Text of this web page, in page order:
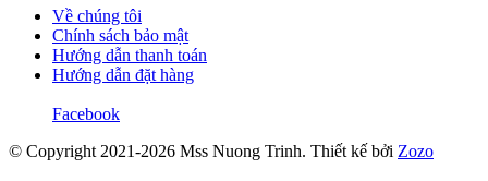
Về chúng tôi
Chính sách bảo mật
Hướng dẫn thanh toán
Hướng dẫn đặt hàng
Facebook
© Copyright 2021-2026 Mss Nuong Trinh. Thiết kế bởi Zozo